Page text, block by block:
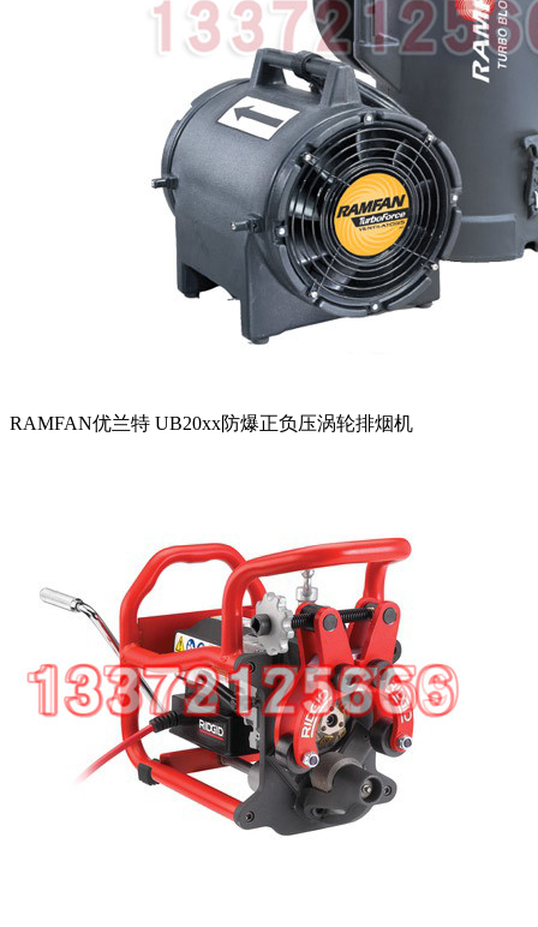
RAMFAN优兰特 UB20xx防爆正负压涡轮排烟机